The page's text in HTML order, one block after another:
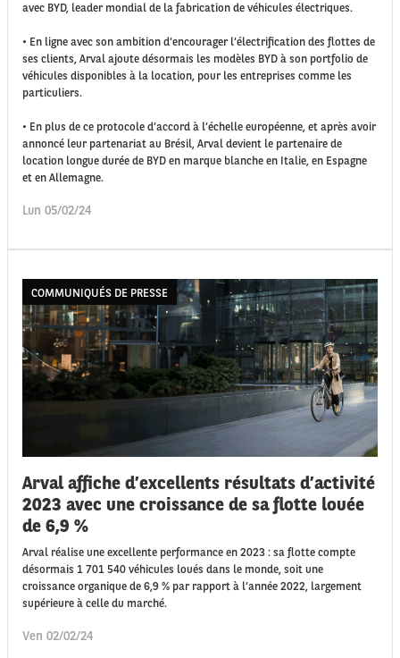
avec BYD, leader mondial de la fabrication de véhicules électriques.
• En ligne avec son ambition d’encourager l’électrification des flottes de
ses clients, Arval ajoute désormais les modèles BYD à son portfolio de
véhicules disponibles à la location, pour les entreprises comme les
particuliers.
• En plus de ce protocole d’accord à l’échelle européenne, et après avoir
annoncé leur partenariat au Brésil, Arval devient le partenaire de
location longue durée de BYD en marque blanche en Italie, en Espagne
et en Allemagne.
Lun 05/02/24
COMMUNIQUÉS DE PRESSE
Arval affiche d’excellents résultats d’activité
2023 avec une croissance de sa flotte louée
de 6,9 %
Arval réalise une excellente performance en 2023 : sa flotte compte
désormais 1 701 540 véhicules loués dans le monde, soit une
croissance organique de 6,9 % par rapport à l’année 2022, largement
supérieure à celle du marché.
Ven 02/02/24